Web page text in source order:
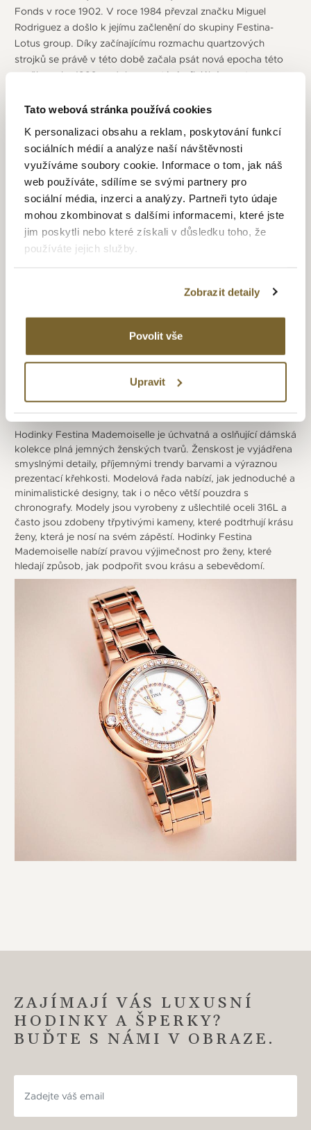
Tato webová stránka používá cookies
K personalizaci obsahu a reklam, poskytování funkcí
sociálních médií a analýze naší návštěvnosti
využíváme soubory cookie. Informace o tom, jak náš
web používáte, sdílíme se svými partnery pro
sociální média, inzerci a analýzy. Partneři tyto údaje
mohou zkombinovat s dalšími informacemi, které jste
jim poskytli nebo které získali v důsledku toho, že
používáte jejich služby.
Zobrazit detaily
Povolit vše
Upravit
Fonds v roce 1902. V roce 1984 převzal značku Miguel
Rodriguez a došlo k jejímu začlenění do skupiny Festina-
Lotus group. Díky začínajícímu rozmachu quartzových
strojků se právě v této době začala psát nová epocha této
značky, roku 1992 se dokonce stává oficiálním partnerem
partnerství vydrželo až do roku 2016. Dnes je sídlo
je vybudováno ve švýcarském Herbetswill. Ve španělské
Cordobě sídlí výrobní centrum se specializací na zlaté
hodinky a dále společnost disponuje výrobními kapacitami
dokonce i v Asii. Ve všech těchto střediscích probíhá
kompletní proces výroby hodinek: konstrukce, výroba,
montáž mechanismu, dodání a po-prodejní servis. Postupem
času značka expanduje po celém světě a v rámci Festina
Group získává na francouzském a španělském hodinářském
trhu vedoucí postavení. Díky velkému úsilí o inovace
schopna popularizovat materiály a postupy které její
hodinářské výrobě přinesly jedinečnou exkluzivitu, navíc
nabízí opravdu širokou modelovou řadu hodinek.
MADEMOISELLE
Hodinky Festina Mademoiselle je úchvatná a oslňující dámská
kolekce plná jemných ženských tvarů. Ženskost je vyjádřena
smyslnými detaily, příjemnými trendy barvami a výraznou
prezentací křehkosti. Modelová řada nabízí, jak jednoduché a
minimalistické designy, tak i o něco větší pouzdra s
chronografy. Modely jsou vyrobeny z ušlechtilé oceli 316L a
často jsou zdobeny třpytivými kameny, které podtrhují krásu
ženy, která je nosí na svém zápěstí. Hodinky Festina
Mademoiselle nabízí pravou výjimečnost pro ženy, které
hledají způsob, jak podpořit svou krásu a sebevědomí.
ZAJÍMAJÍ VÁS LUXUSNÍ
HODINKY A ŠPERKY?
BUĎTE S NÁMI V OBRAZE.